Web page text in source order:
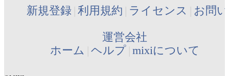
新規登録 利用規約 ライセンス お問
運営会社
ホーム ヘルプ mixiについて